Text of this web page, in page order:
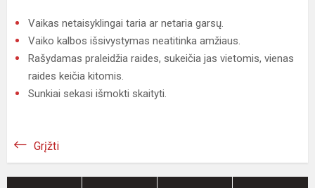
Vaikas netaisyklingai taria ar netaria garsų.
Vaiko kalbos išsivystymas neatitinka amžiaus.
Rašydamas praleidžia raides, sukeičia jas vietomis, vienas
raides keičia kitomis.
Sunkiai sekasi išmokti skaityti.
Grįžti